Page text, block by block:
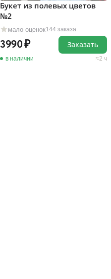
мало оценок144 заказа
Букет из полевых цветов
№2
3990
в наличии 2 ч
Заказать